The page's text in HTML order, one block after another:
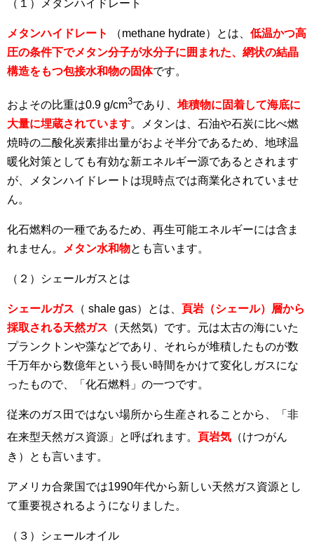
（１）メタンハイドレート
メタンハイドレート （methane hydrate）とは、 低温かつ高
圧の条件下でメタン分子が水分子に囲まれた、網状の結晶
構造をもつ包接水和物の固体です。
およその比重は0.9 g/cm3であり、 堆積物に固着して海底に
大量に埋蔵されています。メタンは、石油や石炭に比べ燃
焼時の二酸化炭素排出量がおよそ半分であるため、地球温
暖化対策としても有効な新エネルギー源であるとされます
が、メタンハイドレートは現時点では商業化されていませ
ん。
化石燃料の一種であるため、再生可能エネルギーには含ま
れません。 メタン水和物とも言います。
（２）シェールガスとは
シェールガス （ shale gas）とは、
頁岩（シェール）層から
採取される天然ガス （天然気）です。元は太古の海にいた
プランクトンや藻などであり、それらが堆積したものが数
千万年から数億年という長い時間をかけて変化しガスにな
ったもので、「化石燃料」の一つです。
従来のガス田ではない場所から生産されることから、「非
在来型天然ガス資源」と呼ばれます。 頁岩気 （けつがん
き）とも言います。
アメリカ合衆国では1990年代から新しい天然ガス資源とし
て重要視されるようになりました。
（３）シェールオイル